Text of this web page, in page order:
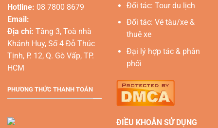
Hotline: 08 7800 8679
Email:
Địa chỉ: Tầng 3, Toà nhà
Khánh Huy, Số 4 Đỗ Thúc
Tịnh, P. 12, Q. Gò Vấp, TP.
HCM
PHƯƠNG THỨC THANH TOÁN
Đối tác: Tour du lịch
Đối tác: Vé tàu/xe &
thuê xe
Đại lý hợp tác & phân
phối
ĐIỀU KHOẢN SỬ DỤNG